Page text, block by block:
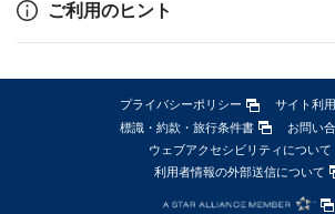
ご利用のヒント
プライバシーポリシー
サイト利
標識・約款・旅行条件書
お問い
ウェブアクセシビリティについて
利用者情報の外部送信について